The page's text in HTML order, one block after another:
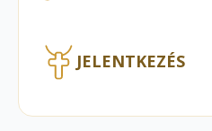
JELENTKEZÉS